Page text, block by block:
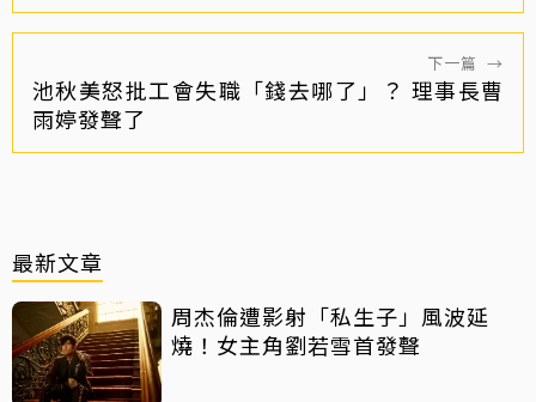
下一篇 →
池秋美怒批工會失職「錢去哪了」？ 理事長曹
雨婷發聲了
最新文章
周杰倫遭影射「私生子」風波延
燒！女主角劉若雪首發聲